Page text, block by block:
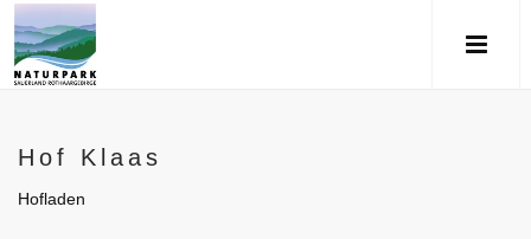
Hof Klaas
Hofladen